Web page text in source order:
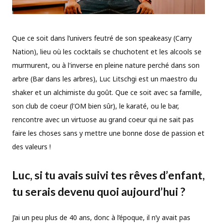
Que ce soit dans l’univers feutré de son speakeasy (Carry
Nation), lieu où les cocktails se chuchotent et les alcools se
murmurent, ou à l'inverse en pleine nature perché dans son
arbre (Bar dans les arbres), Luc Litschgi est un maestro du
shaker et un alchimiste du goût. Que ce soit avec sa famille,
son club de coeur (l'OM bien sûr), le karaté, ou le bar,
rencontre avec un virtuose au grand coeur qui ne sait pas
faire les choses sans y mettre une bonne dose de passion et
des valeurs !
Luc,si tu avais suivi tes rêves d’enfant,
tu serais devenu quoi aujourd’hui ?
J’ai un peu plus de 40 ans, donc à l’époque, il n’y avait pas